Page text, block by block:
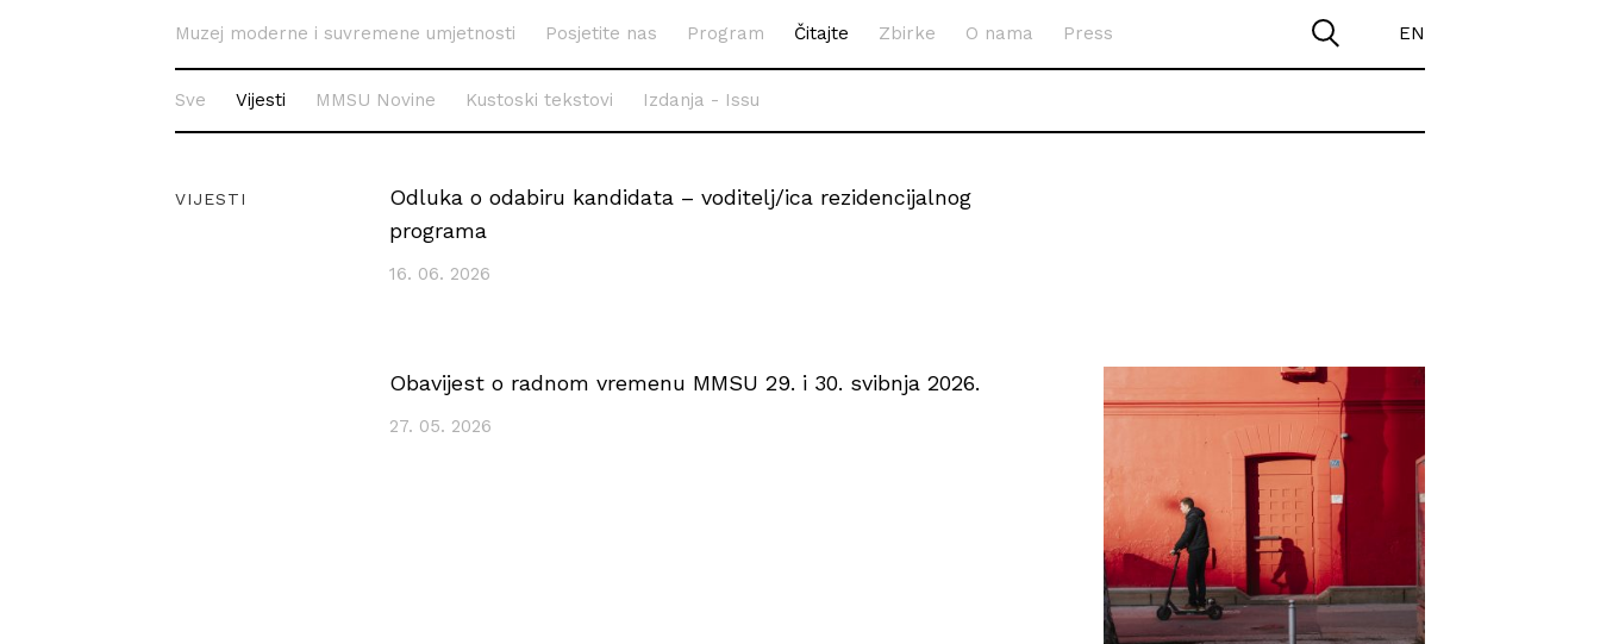
Muzej moderne i suvremene umjetnosti Posjetite nas Program Čitajte Zbirke O nama Press EN
Sve Vijesti MMSU Novine Kustoski tekstovi Izdanja - Issu
VIJESTI
Odluka o odabiru kandidata – voditelj/ica rezidencijalnog
programa
16. 06. 2026
Obavijest o radnom vremenu MMSU 29. i 30. svibnja 2026.
27. 05. 2026